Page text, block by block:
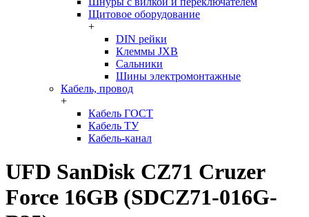
Щитовое оборудование
+
DIN рейки
Клеммы JXB
Сальники
Шины электромонтажные
Кабель, провод
+
Кабель ГОСТ
Кабель ТУ
Кабель-канал
UFD SanDisk CZ71 Cruzer
Force 16GB (SDCZ71-016G-